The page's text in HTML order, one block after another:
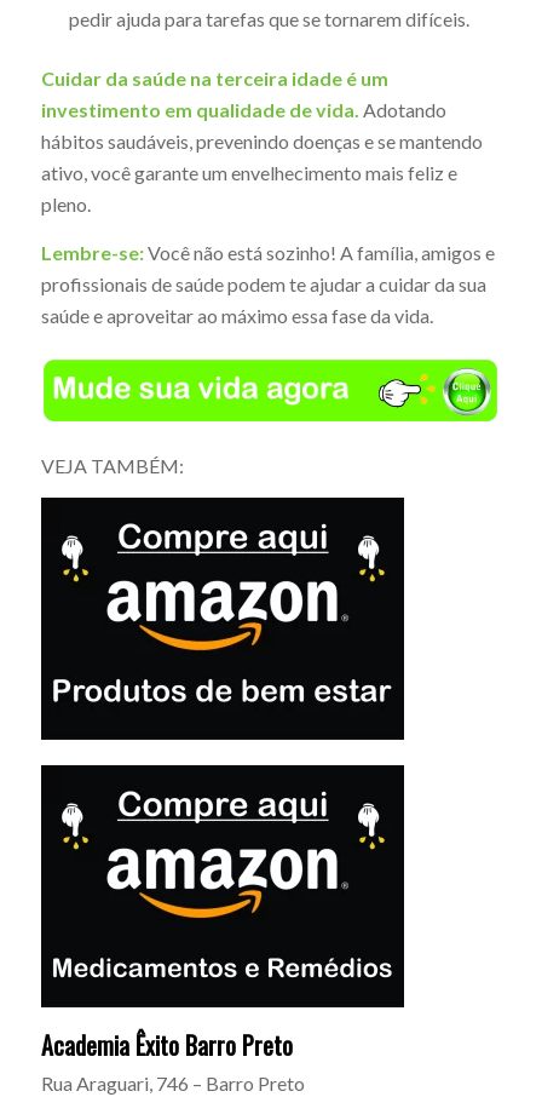
pedir ajuda para tarefas que se tornarem difíceis.
Cuidar da saúde na terceira idade é um
investimento em qualidade de vida. Adotando
hábitos saudáveis, prevenindo doenças e se mantendo
ativo, você garante um envelhecimento mais feliz e
pleno.
Lembre-se:Você não está sozinho! A família, amigos e
profissionais de saúde podem te ajudar a cuidar da sua
saúde e aproveitar ao máximo essa fase da vida.
VEJA TAMBÉM:
Academia Êxito Barro Preto
Rua Araguari, 746 – Barro Preto